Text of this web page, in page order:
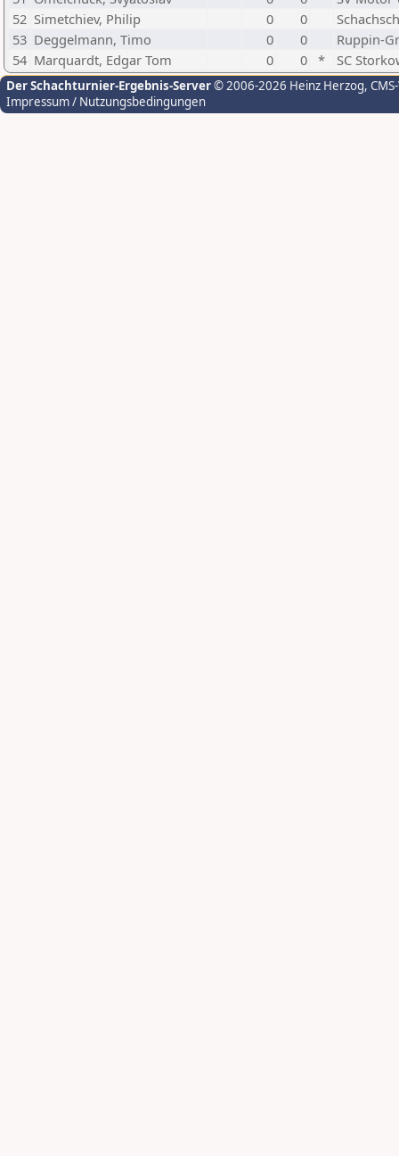
52 Simetchiev, Philip 0 0
53 Deggelmann, Timo 0 0
Ruppin-
54 Marquardt, Edgar Tom 0 0 * SC
Der Schachturnier-Ergebnis-Server© 2006-2026 Heinz Herzog,
Impressum / Nutzungsbedingungen